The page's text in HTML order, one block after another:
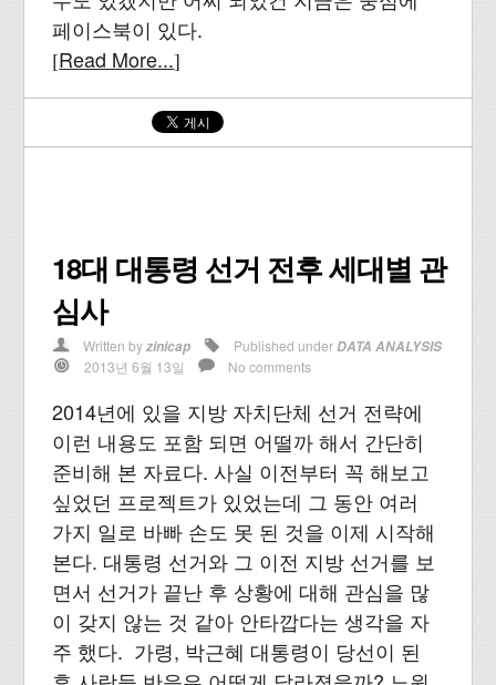
페이스북이 있다.
[Read More...]
18대 대통령 선거 전후 세대별 관
심사
Written byzinicap Published under DATA ANALYSIS
2013년 6월 13일
No comments
2014년에 있을 지방 자치단체 선거 전략에
이런 내용도 포함 되면 어떨까 해서 간단히
준비해 본 자료다. 사실 이전부터 꼭 해보고
싶었던 프로젝트가 있었는데 그 동안 여러
가지 일로 바빠 손도 못 된 것을 이제 시작해
본다. 대통령 선거와 그 이전 지방 선거를 보
면서 선거가 끝난 후 상황에 대해 관심을 많
이 갖지 않는 것 같아 안타깝다는 생각을 자
주 했다. 가령, 박근혜 대통령이 당선이 된